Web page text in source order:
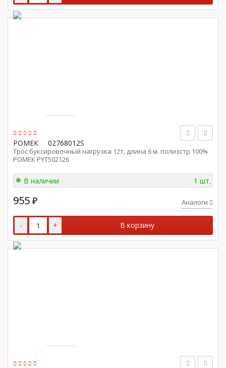
РОМЕК 02768012S
Трос буксировочный нагрузка 12т, длина 6 м. полиэстр 100%
РОМЕК PYT502126
В наличии 1 шт.
955 ₽ Аналоги
- + В корзину